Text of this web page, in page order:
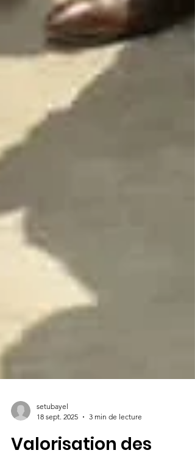
18 sept. 2025
3 min de lecture